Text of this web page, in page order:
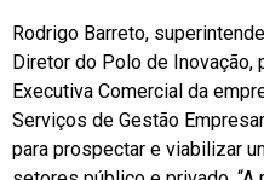
Rodrigo Barreto,
Diretor do Polo de
Executiva Comercial da
Serviços de Gestão
para prospectar e viabilizar